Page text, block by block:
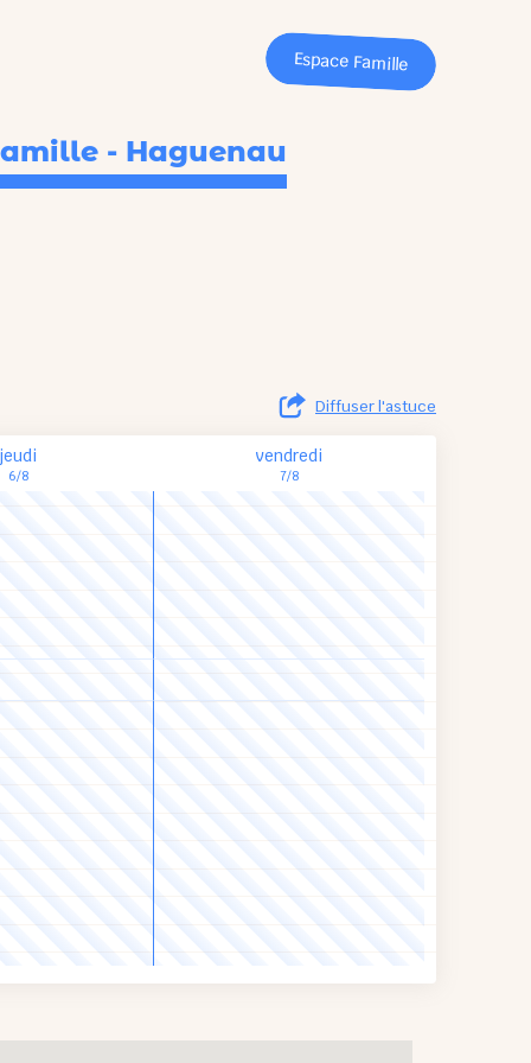
Espace Famille
- Haguenau
Diffuser l'astuce
jeudi
6/8
vendredi
7/8